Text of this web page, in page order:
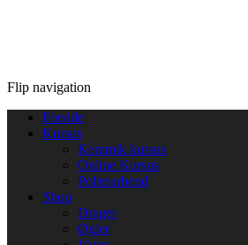
Flip navigation
Forside
Kursus
Keramik kursus
Online Kursus
Polterarbend
Shop
Drager
Øgler